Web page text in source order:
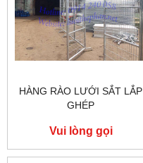
HÀNG RÀO LƯỚI SẮT LẮP
GHÉP
Vui lòng gọi